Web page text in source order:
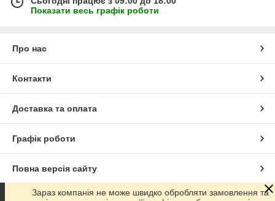
Показати весь графік роботи
Про нас
Контакти
Доставка та оплата
Графік роботи
Повна версія сайту
Сайт створено на маркетплейсіProm.ua
Зараз компанія не може швидко обробляти замовлення та